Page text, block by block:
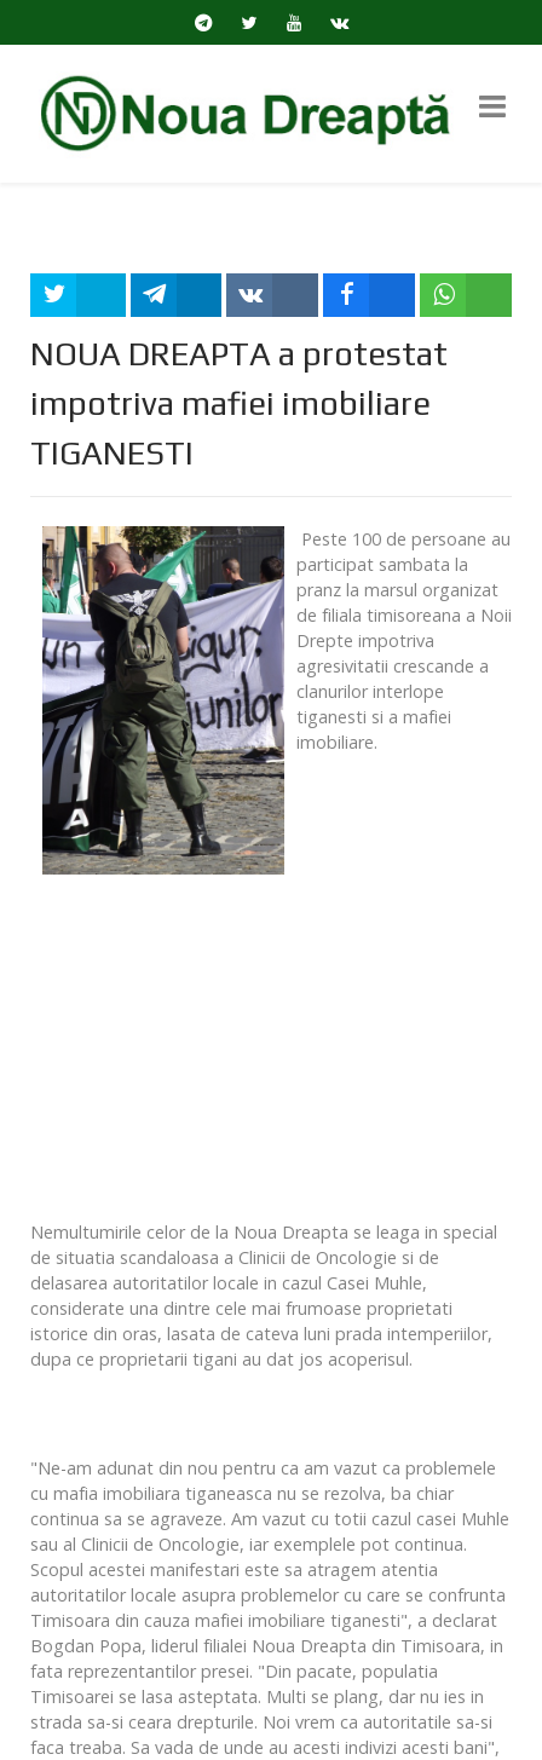
NOUA DREAPTA a protestat
impotriva mafiei imobiliare
TIGANESTI
Peste 100 de persoane au
participat sambata la
pranz la marsul organizat
de filiala timisoreana a Noii
Drepte impotriva
agresivitatii crescande a
clanurilor interlope
tiganesti si a mafiei
imobiliare.
Nemultumirile celor de la Noua Dreapta se leaga in special
de situatia scandaloasa a Clinicii de Oncologie si de
delasarea autoritatilor locale in cazul Casei Muhle,
considerate una dintre cele mai frumoase proprietati
istorice din oras, lasata de cateva luni prada intemperiilor,
dupa ce proprietarii tigani au dat jos acoperisul.
"Ne-am adunat din nou pentru ca am vazut ca problemele
cu mafia imobiliara tiganeasca nu se rezolva, ba chiar
continua sa se agraveze. Am vazut cu totii cazul casei Muhle
sau al Clinicii de Oncologie, iar exemplele pot continua.
Scopul acestei manifestari este sa atragem atentia
autoritatilor locale asupra problemelor cu care se confrunta
Timisoara din cauza mafiei imobiliare tiganesti", a declarat
Bogdan Popa, liderul filialei Noua Dreapta din Timisoara, in
fata reprezentantilor presei. "Din pacate, populatia
Timisoarei se lasa asteptata. Multi se plang, dar nu ies in
strada sa-si ceara drepturile. Noi vrem ca autoritatile sa-si
faca treaba. Sa vada de unde au acesti indivizi acesti bani",